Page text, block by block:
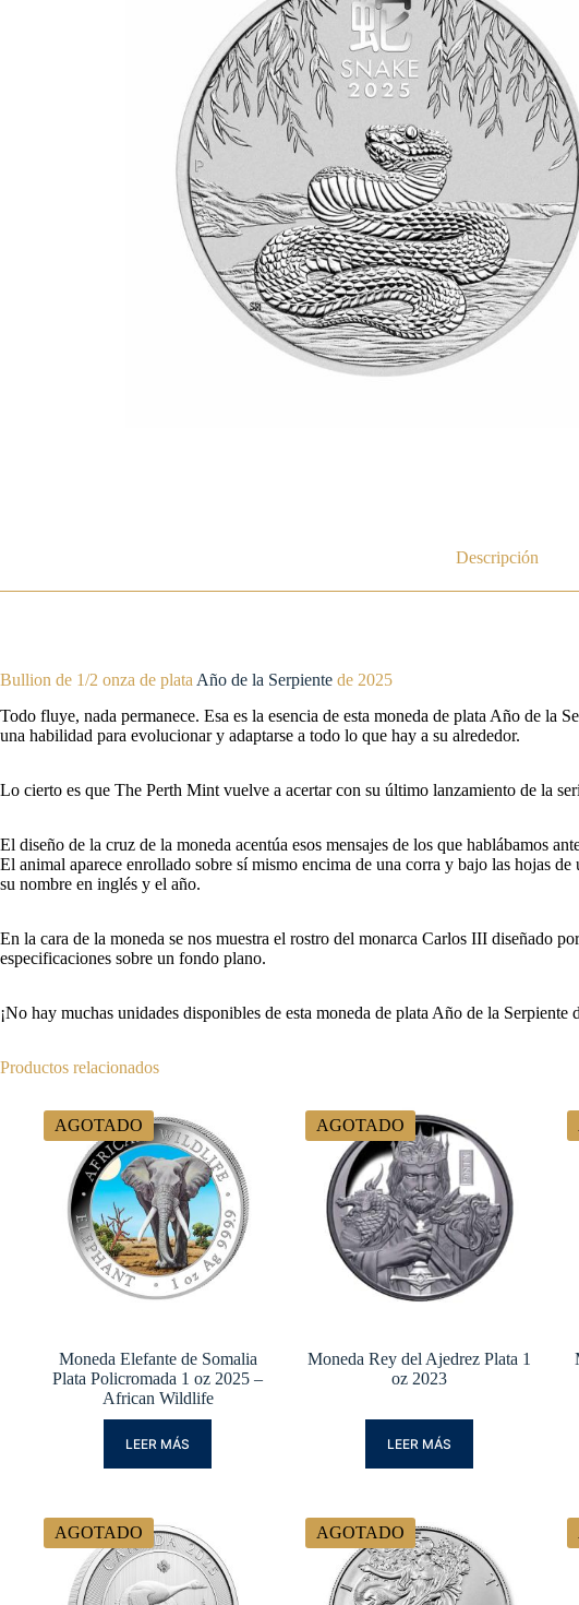
Descripción
Bullion de 1/2 onza de plata Año de la Serpiente de 2025
Todo fluye, nada permanece. Esa es la esencia de esta moneda de plata Año de la
una habilidad para evolucionar y adaptarse a todo lo que hay a su alrededor.
Lo cierto es que The Perth Mint vuelve a acertar con su último lanzamiento de la
El diseño de la cruz de la moneda acentúa esos mensajes de los que hablábamos
El animal aparece enrollado sobre sí mismo encima de una corra y bajo las hojas
su nombre en inglés y el año.
En la cara de la moneda se nos muestra el rostro del monarca Carlos III diseñado
especificaciones sobre un fondo plano.
¡No hay muchas unidades disponibles de esta moneda de plata Año de la
Productos relacionados
AGOTADO
Moneda Elefante de Somalia
Plata Policromada 1 oz 2025 –
African Wildlife
LEER MÁS
AGOTADO
Moneda Rey del Ajedrez Plata 1
oz 2023
LEER MÁS
AGOTADO AGOTADO